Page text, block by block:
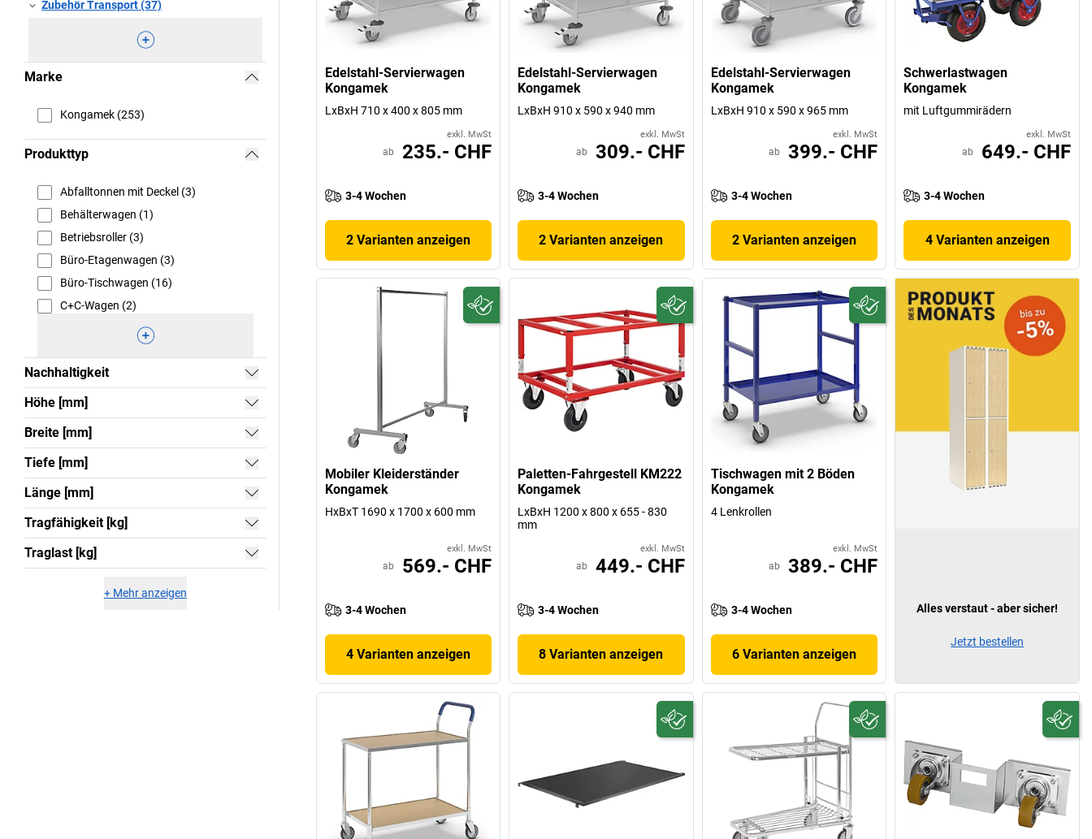
Zubehör Transport (37)
Marke
Kongamek (253)
Produkttyp
Abfalltonnen mit Deckel (3)
Behälterwagen (1)
Betriebsroller (3)
Büro-Etagenwagen (3)
Büro-Tischwagen (16)
C+C-Wagen (2)
Nachhaltigkeit
Höhe [mm]
Breite [mm]
Tiefe [mm]
Länge [mm]
Tragfähigkeit [kg]
Traglast [kg]
+ Mehr anzeigen
Edelstahl-Servierwagen
Kongamek
LxBxH 710 x 400 x 805 mm
exkl. MwSt
ab 235.- CHF
3-4 Wochen
2 Varianten anzeigen
Edelstahl-Servierwagen
Kongamek
LxBxH 910 x 590 x 940 mm
exkl. MwSt
ab 309.- CHF
3-4 Wochen
2 Varianten anzeigen
Edelstahl-Servierwagen
Kongamek
LxBxH 910 x 590 x 965 mm
exkl. MwSt
ab 399.- CHF
3-4 Wochen
2 Varianten anzeigen
Schwerlastwagen
Kongamek
mit Luftgummirädern
exkl. MwSt
ab 649.- CHF
3-4 Wochen
4 Varianten anzeigen
Mobiler Kleiderständer
Kongamek
HxBxT 1690 x 1700 x 600 mm
exkl. MwSt
ab 569.- CHF
3-4 Wochen
4 Varianten anzeigen
Paletten-Fahrgestell KM222
Kongamek
LxBxH 1200 x 800 x 655 - 830
mm
exkl. MwSt
ab 449.- CHF
3-4 Wochen
8 Varianten anzeigen
Tischwagen mit 2 Böden
Kongamek
4 Lenkrollen
exkl. MwSt
ab 389.- CHF
3-4 Wochen
6 Varianten anzeigen
Alles verstaut - aber sicher!
Jetzt bestellen